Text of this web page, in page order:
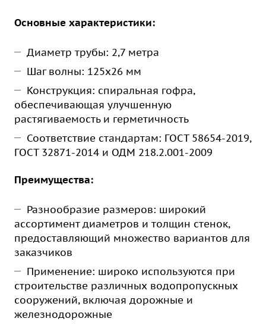
Основные характеристики:
Диаметр трубы: 2,7 метра
Шаг волны: 125х26 мм
Конструкция: спиральная гофра,
обеспечивающая улучшенную
растягиваемость и герметичность
Соответствие стандартам: ГОСТ 58654-2019,
ГОСТ 32871-2014 и ОДМ 218.2.001-2009
Преимущества:
Разнообразие размеров: широкий
ассортимент диаметров и толщин стенок,
предоставляющий множество вариантов для
заказчиков
Применение: широко используются при
строительстве различных водопропускных
сооружений, включая дорожные и
железнодорожные